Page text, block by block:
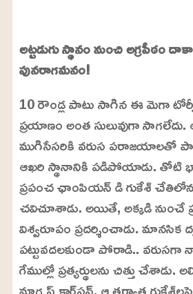
U
n
m
u
t
a
d
e
d
4
.
6
3
%
అట్టడుగు స్థానం నుంచి అగ్రపీఠం
పునరాగమనం!
10 రౌండ్ల పాటు సాగిన ఈ మెగా
ప్రయాణం అంత సులువుగా
ముగిసేసరికి వరుస పరాజయాలతో
ఆఖరి స్థానానికి పడిపోయాడు. తోటి
ప్రపంచ ఛాంపియన్ డి గుకేశ్
చవిచూశాడు. అయితే, అక్కడి నుంచే
విశ్వరూపం ప్రదర్శించాడు. మానసిక
పట్టువదలకుండా పోరాడి.. వరుసగా
గేముల్లో ప్రత్యర్థులను చిత్తు